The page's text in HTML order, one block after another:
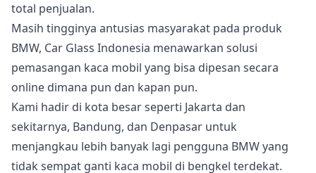
total penjualan.
Masih tingginya antusias masyarakat pada produk
BMW, Car Glass Indonesia menawarkan solusi
pemasangan kaca mobil yang bisa dipesan secara
online dimana pun dan kapan pun.
Kami hadir di kota besar seperti Jakarta dan
sekitarnya, Bandung, dan Denpasar untuk
menjangkau lebih banyak lagi pengguna BMW yang
tidak sempat ganti kaca mobil di bengkel terdekat.